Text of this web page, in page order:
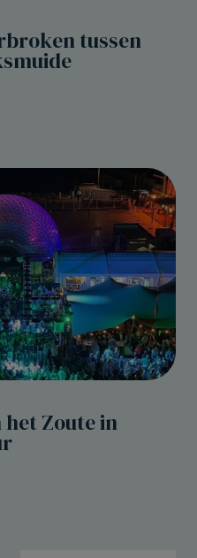
tussen
het Zoute in